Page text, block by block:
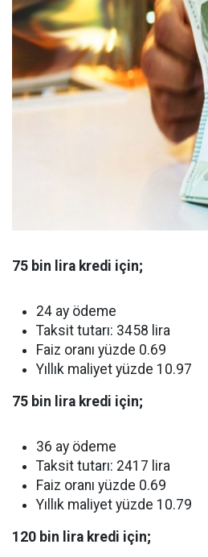
75 bin lira kredi için;
24 ay ödeme
Taksit tutarı: 3458 lira
Faiz oranı yüzde 0.69
Yıllık maliyet yüzde 10.97
75 bin lira kredi için;
36 ay ödeme
Taksit tutarı: 2417 lira
Faiz oranı yüzde 0.69
Yıllık maliyet yüzde 10.79
120 bin lira kredi için;